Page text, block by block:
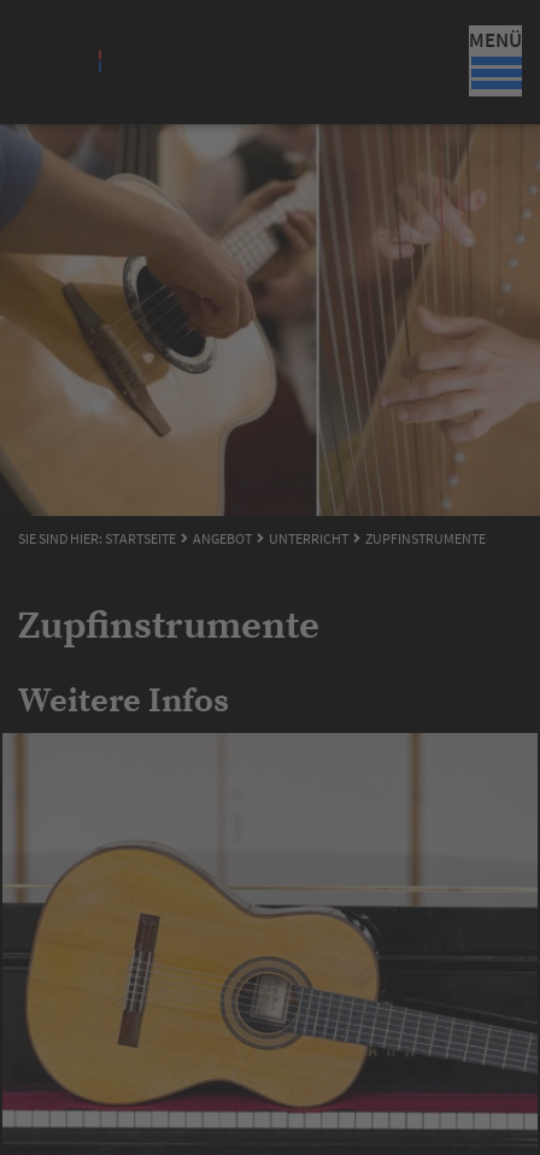
MENÜ
SIE SIND HIER: STARTSEITE ANGEBOT UNTERRICHT ZUPFINSTRUMENTE
Zupfinstrumente
Weitere Infos